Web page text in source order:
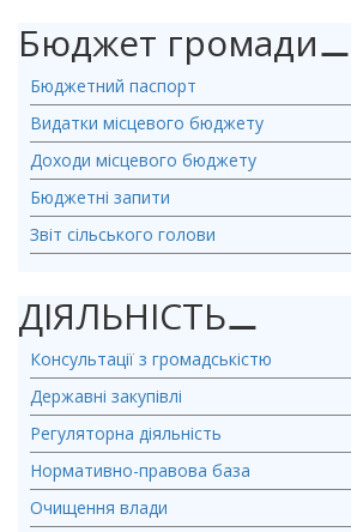
Бюджет громади⚊
Бюджетний паспорт
Видатки місцевого бюджету
Доходи місцевого бюджету
Бюджетні запити
Звіт сільського голови
ДІЯЛЬНІСТЬ⚊
Консультації з громадськістю
Державні закупівлі
Регуляторна діяльність
Нормативно-правова база
Очищення влади